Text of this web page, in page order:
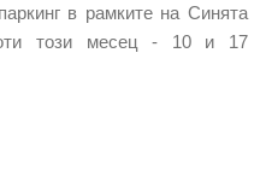
в рамките на Синята
този месец - 10 и 17